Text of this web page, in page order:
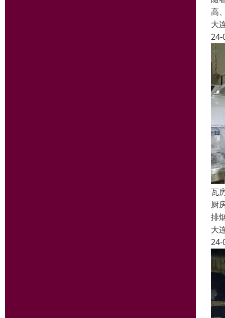
高
大
24-
瓦
厨
排
大
24-